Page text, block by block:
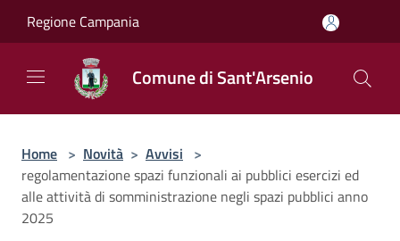
Regione Campania
Comune di Sant'Arsenio
Home > Novità > Avvisi >
regolamentazione spazi funzionali ai pubblici esercizi ed
alle attività di somministrazione negli spazi pubblici anno
2025